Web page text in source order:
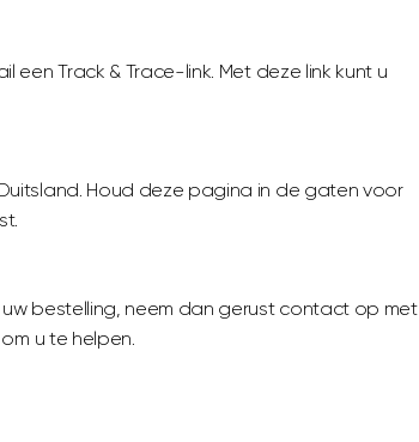
Track & Trace-link. Met deze link kunt u
Houd deze pagina in de gaten voor
bestelling, neem dan gerust contact op met
u te helpen.